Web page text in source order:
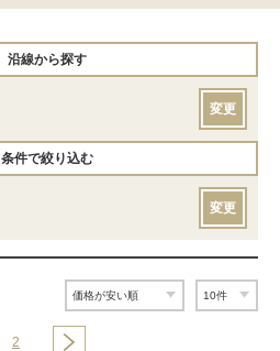
沿線から探す
変更
条件で絞り込む
変更
2